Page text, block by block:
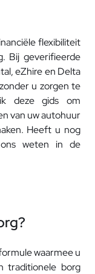
flexibiliteit
Bij geverifieerde
eZhire en Delta
u zorgen te
deze gids om
van uw autohuur
Heeft u nog
weten in de
waarmee u
traditionele borg